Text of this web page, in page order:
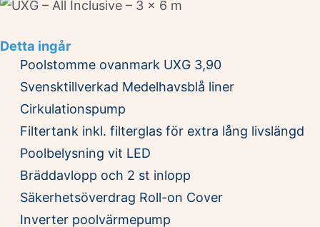
Detta ingår
Poolstomme ovanmark UXG 3,90
Svensktillverkad Medelhavsblå liner
Cirkulationspump
Filtertank inkl. filterglas för extra lång livslängd
Poolbelysning vit LED
Bräddavlopp och 2 st inlopp
Säkerhetsöverdrag Roll-on Cover
Inverter poolvärmepump